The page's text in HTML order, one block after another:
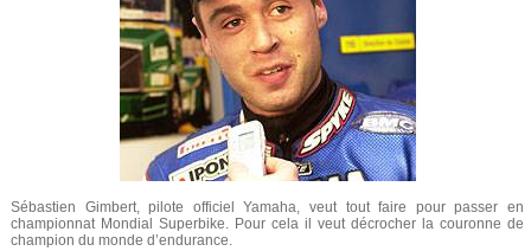
Sébastien Gimbert, pilote officiel Yamaha, veut tout faire pour passer en
championnat Mondial Superbike. Pour cela il veut décrocher la couronne de
champion du monde d’endurance.